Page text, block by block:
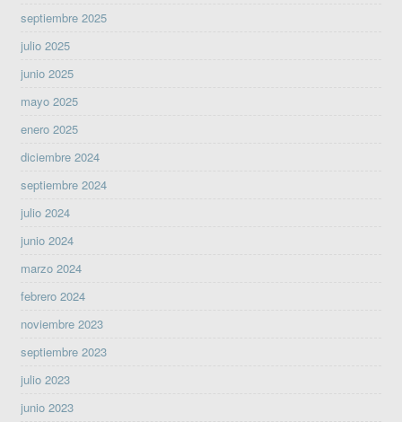
septiembre 2025
julio 2025
junio 2025
mayo 2025
enero 2025
diciembre 2024
septiembre 2024
julio 2024
junio 2024
marzo 2024
febrero 2024
noviembre 2023
septiembre 2023
julio 2023
junio 2023